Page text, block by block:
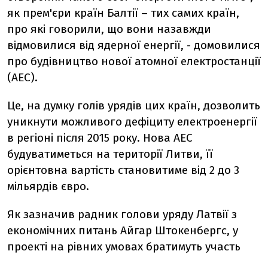
як прем'єри країн Балтії – тих самих країн,
про які говорили, що вони назавжди
відмовилися від ядерної енергії, - домовилися
про будівництво нової атомної електростанції
(АЕС).
Це, на думку голів урядів цих країн, дозволить
уникнути можливого дефіциту електроенергії
в регіоні після 2015 року. Нова АЕС
будуватиметься на території Литви, її
орієнтовна вартість становитиме від 2 до 3
мільярдів євро.
Як зазначив радник голови уряду Латвії з
економічних питань Айгар Штокенбергс, у
проекті на рівних умовах братимуть участь